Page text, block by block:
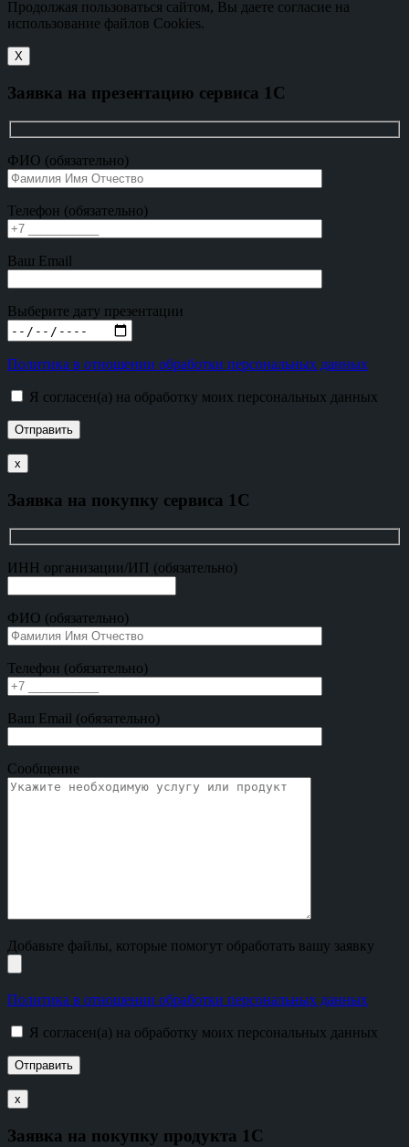
Продолжая пользоваться сайтом, Вы даете согласие на
использование файлов Cookies.
X
Заявка на презентацию сервиса 1С
ФИО (обязательно)
Телефон (обязательно)
Ваш Email
Выберите дату презентации
Политика в отношении обработки персональных данных
Я согласен(а) на обработку моих персональных данных
х
Заявка на покупку сервиса 1С
ИНН организации/ИП (обязательно)
ФИО (обязательно)
Телефон (обязательно)
Ваш Email (обязательно)
Сообщение
Добавьте файлы, которые помогут обработать вашу заявку
Политика в отношении обработки персональных данных
Я согласен(а) на обработку моих персональных данных
х
Заявка на покупку продукта 1С